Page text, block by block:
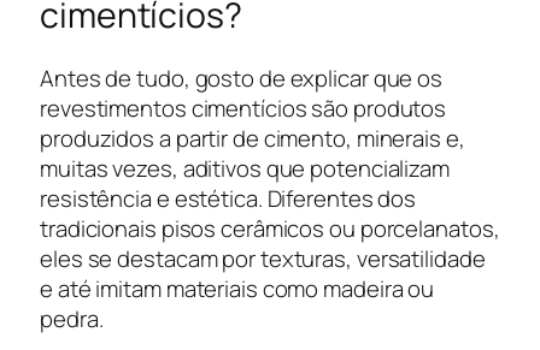
cimentícios?
Antes de tudo, gosto de explicar que os
revestimentos cimentícios são produtos
produzidos a partir de cimento, minerais e,
muitas vezes, aditivos que potencializam
resistência e estética. Diferentes dos
tradicionais pisos cerâmicos ou porcelanatos,
eles se destacam por texturas, versatilidade
e até imitam materiais como madeira ou
pedra.